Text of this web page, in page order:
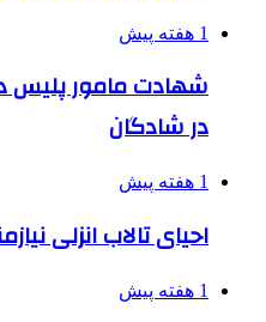
1 هفته پیش
شهادت مامور پلیس
در شادگان
1 هفته پیش
احیای تالاب انزلی
1 هفته پیش